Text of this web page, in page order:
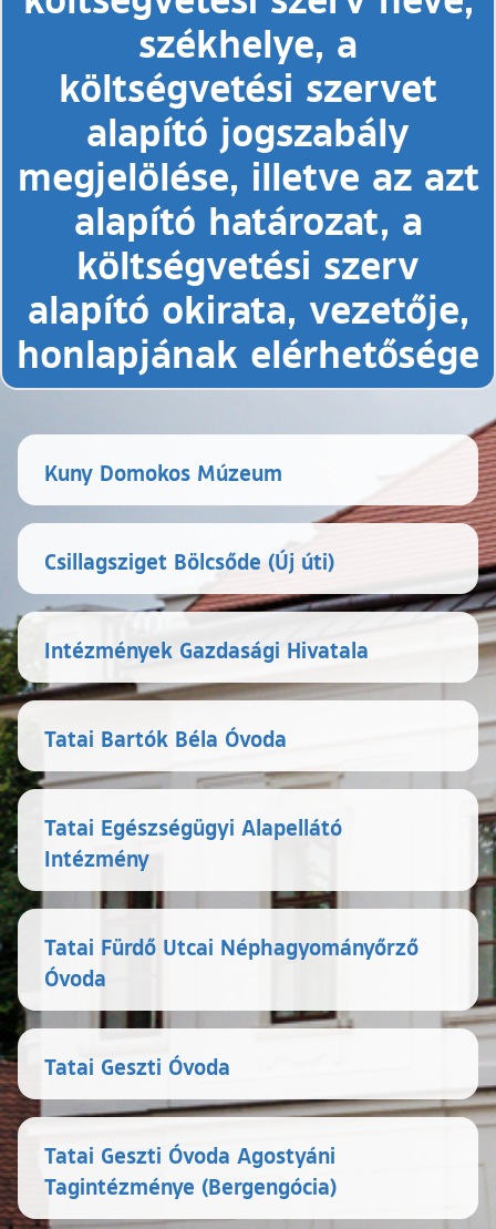
székhelye, a
költségvetési szervet
alapító jogszabály
megjelölése, illetve az azt
alapító határozat, a
költségvetési szerv
alapító okirata, vezetője,
honlapjának elérhetősége
Kuny Domokos Múzeum
Csillagsziget Bölcsőde (Új úti)
Intézmények Gazdasági Hivatala
Tatai Bartók Béla Óvoda
Tatai Egészségügyi Alapellátó
Intézmény
Tatai Fürdő Utcai Néphagyományőrző
Óvoda
Tatai Geszti Óvoda
Tatai Geszti Óvoda Agostyáni
Tagintézménye (Bergengócia)